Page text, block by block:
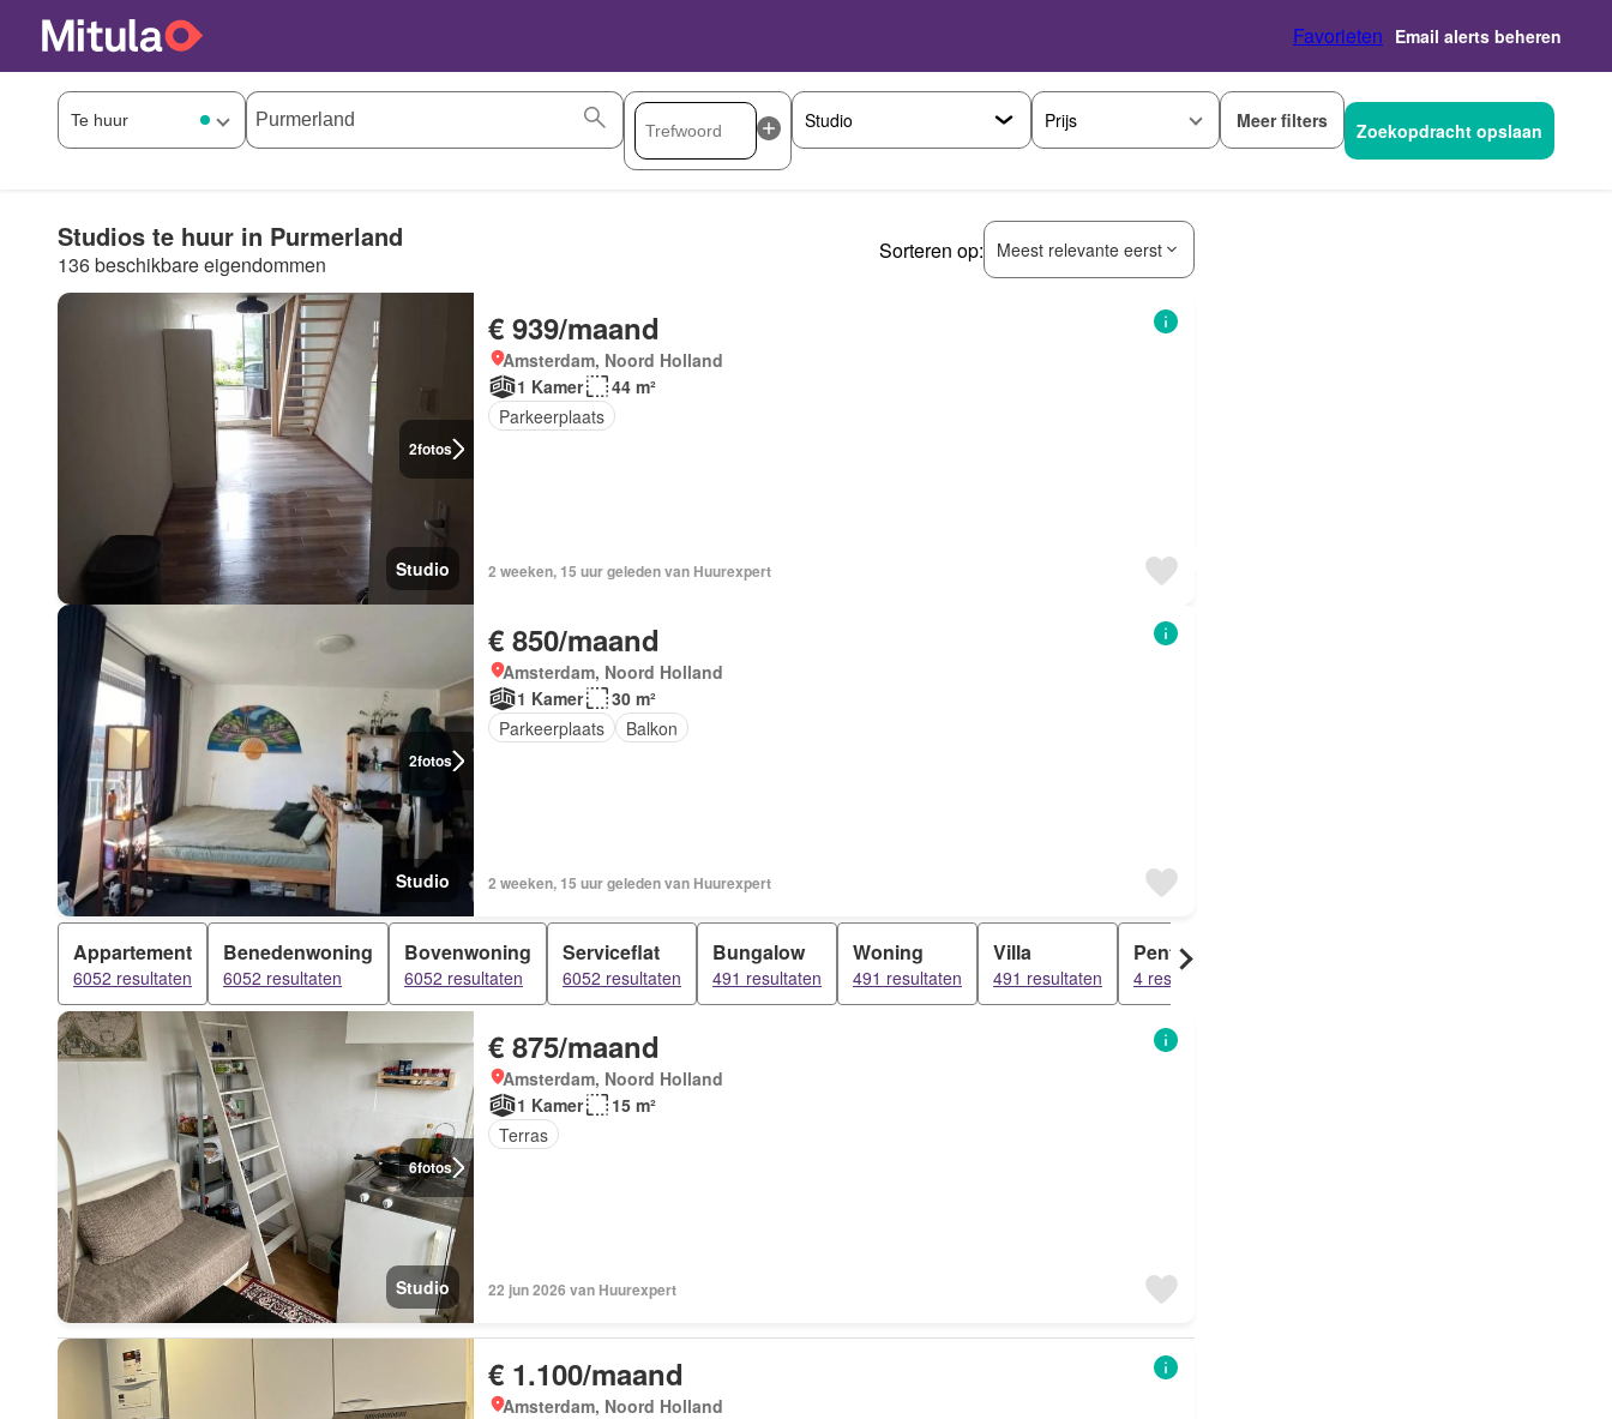
Favorieten Email alerts beheren
Prijs Meer filters Zoekopdracht opslaan
Studios te huur in Purmerland
136 beschikbare eigendommen
Sorteren op: Meest relevante eerst
2fotos
Studio
€ 939/maand
Amsterdam, Noord Holland
1 Kamer
44 m²
Parkeerplaats
2 weeken, 15 uur geleden van Huurexpert
2fotos
Studio
€ 850/maand
Amsterdam, Noord Holland
1 Kamer
30 m²
Parkeerplaats
Balkon
2 weeken, 15 uur geleden van Huurexpert
Appartement
6052 resultaten
Benedenwoning
6052 resultaten
Bovenwoning
6052 resultaten
Serviceflat
6052 resultaten
Bungalow
491 resultaten
Woning
491 resultaten
Villa
491 resultaten
Penthouse
4 resultaten
6fotos
Studio
€ 875/maand
Amsterdam, Noord Holland
1 Kamer
15 m²
Terras
22 jun 2026 van Huurexpert
€ 1.100/maand
Amsterdam, Noord Holland